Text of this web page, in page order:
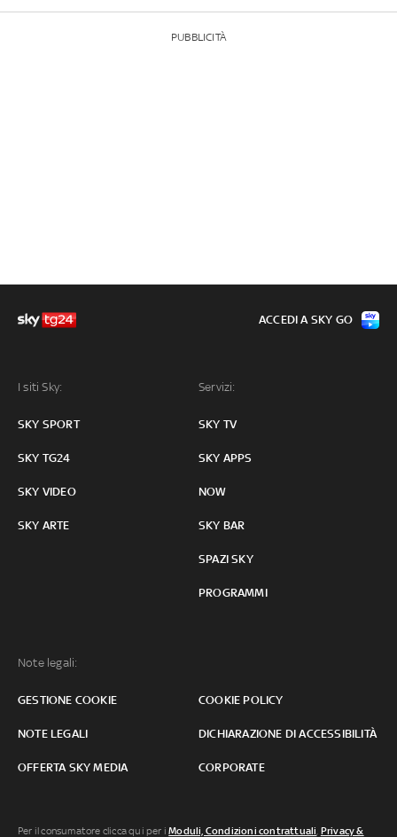
PUBBLICITÀ
I siti Sky:
SKY SPORT
SKY TG24
SKY VIDEO
SKY ARTE
Servizi:
SKY TV
SKY APPS
NOW
SKY BAR
SPAZI SKY
PROGRAMMI
Note legali:
GESTIONE COOKIE COOKIE POLICY
NOTE LEGALI DICHIARAZIONE DI ACCESSIBILITÀ
OFFERTA SKY MEDIA CORPORATE
ACCEDI A SKY GO
Per il consumatore clicca qui per iModuli, Condizioni contrattuali, Privacy &